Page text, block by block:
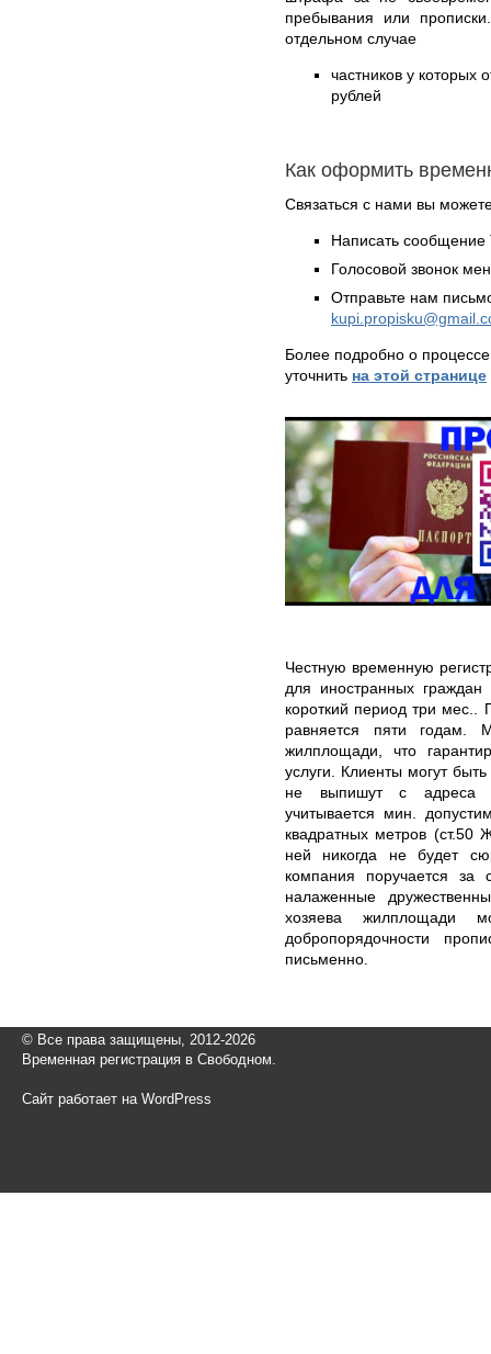
пребывания или
отдельном случае
частников у которых
рублей
Как оформить
Связаться с нами вы
Написать
Голосовой звонок
Отправьте нам
Более подробно о
уточнить на этой странице
Честную временную
для иностранных
короткий период три мес..
равняется пяти годам.
жилплощади, что
услуги. Клиенты могут
не выпишут с адреса
учитывается мин.
квадратных метров
ней никогда не будет
компания поручается за
налаженные
хозяева жилплощади
добропорядочности
письменно.
© Все права защищены, 2012-2026
Временная регистрация в Свободном.
Сайт работает на WordPress